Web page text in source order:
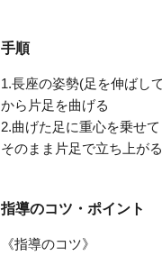
手順
1.長座の姿勢(足を伸ばし
から片足を曲げる
2.曲げた足に重心を乗せて
そのまま片足で立ち上がる
指導のコツ・ポイント
《指導のコツ》